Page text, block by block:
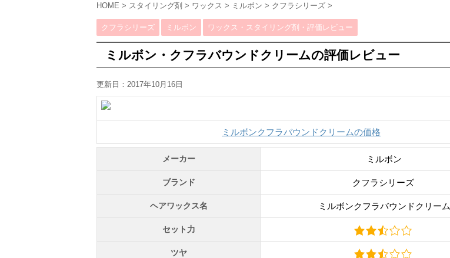
HOME > スタイリング剤 > ワックス > ミルボン > クフラシリーズ >
クフラシリーズ ミルボン ワックス・スタイリング剤・評価レビュー
ミルボン・クフラバウンドクリームの評価レビュー
更新日： 2017年10月16日
ミルボンクフラバウンドクリームの価格
メーカー ミルボン
ブランド クフラシリーズ
ヘアワックス名 ミルボンクフラバウンドクリーム
セット力
ツヤ